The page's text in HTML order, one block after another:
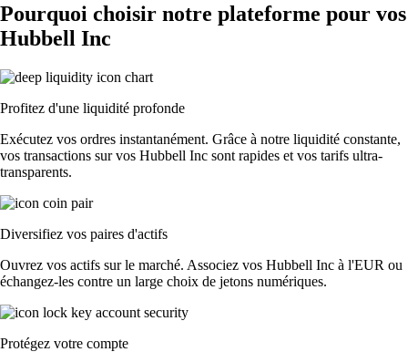
Pourquoi choisir notre plateforme pour vos
Hubbell Inc
Profitez d'une liquidité profonde
Exécutez vos ordres instantanément. Grâce à notre liquidité constante,
vos transactions sur vos Hubbell Inc sont rapides et vos tarifs ultra-
transparents.
Diversifiez vos paires d'actifs
Ouvrez vos actifs sur le marché. Associez vos Hubbell Inc à l'EUR ou
échangez-les contre un large choix de jetons numériques.
Protégez votre compte